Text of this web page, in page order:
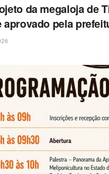
da megaloja de
pela